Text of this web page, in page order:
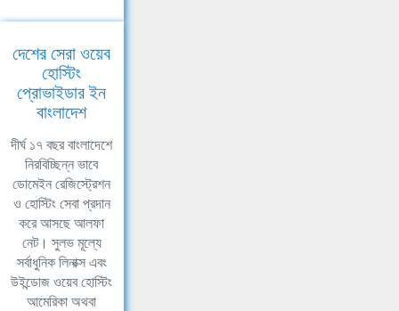
দেশের সেরা ওয়েব
হোস্টিং
প্রোভাইডার ইন
বাংলাদেশ
দীর্ঘ ১৭ বছর বাংলাদেশে
নিরবিচ্ছিন্ন ভাবে
ডোমেইন রেজিস্ট্রেশন
ও হোস্টিং সেবা প্রদান
করে আসছে আলফা
নেট। সুলভ মূল্যে
সর্বাধুনিক লিনাক্স এবং
উইন্ডোজ ওয়েব হোস্টিং
আমেরিকা অথবা